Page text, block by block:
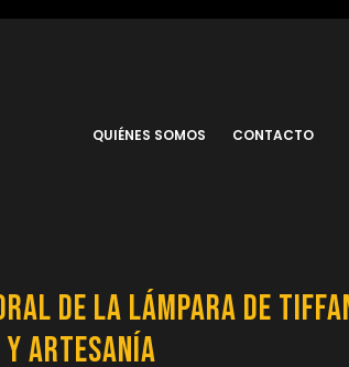
QUIÉNES SOMOS CONTACTO
de la Lámpara de
Artesanía